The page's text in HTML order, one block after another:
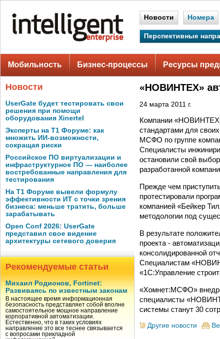
Новости Номера
Перспективные
Мобильность Бизнес-процессы Ресурсы
Новости
UserGate будет тестировать свои
решения при помощи
оборудования Xinertel
Эксперты на Т1 Форуме: как
множить ИИ-возможности,
сокращая риски
Российское ПО виртуализации и
инфраструктурное ПО — наиболее
востребованные направления для
тестирования
На Т1 Форуме вывели формулу
эффективности ИТ с точки зрения
бизнеса: меньше тратить, больше
зарабатывать
Open Conf 2026: UserGate
представил свое видение
архитектуры сетевого доверия
Рекомендуемые статьи
Михаил Родионов, Fortinet:
Развиваясь по известным законам
В настоящее время информационная
безопасность представляет собой вполне
самостоятельное мощное направление
корпоративной автоматизации.
Естественно, что в таких условиях
направление это все теснее связывается
с вопросами прикладной
«НОВИНТЕХ»
24 марта 2011 г.
Компании «НОВИНТЕХ»
стандартами для
МСФО по группе
Специалисты
остановили свой
разработанной
Прежде чем
протестировали
компанией «Бейкер
методологии под
В результате
проекта -
консолидированной
Специалистам
«1С:Управление
«Хомнет:МСФО»
специалисты
системы станут 30
Другие новости